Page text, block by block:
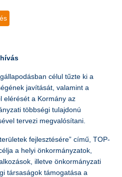
célul tűzte ki a
javítását, valamint a
elérését a Kormány az
többségi tulajdonú
tervezi megvalósítani.
fejlesztésére” című, TOP-
a helyi önkormányzatok,
illetve önkormányzati
társaságok támogatása a